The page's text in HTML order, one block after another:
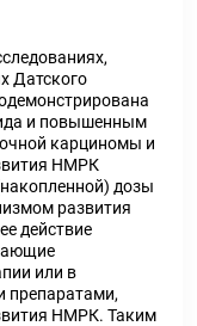
Датского
и повышенным
карциномы и
НМРК
дозы
развития
действие
или в
препаратами,
НМРК. Таким